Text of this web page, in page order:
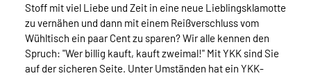
Stoff mit viel Liebe und Zeit in eine neue Lieblingsklamotte
zu vernähen und dann mit einem Reißverschluss vom
Wühltisch ein paar Cent zu sparen? Wir alle kennen den
Spruch: "Wer billig kauft, kauft zweimal!" Mit YKK sind Sie
auf der sicheren Seite. Unter Umständen hat ein YKK-